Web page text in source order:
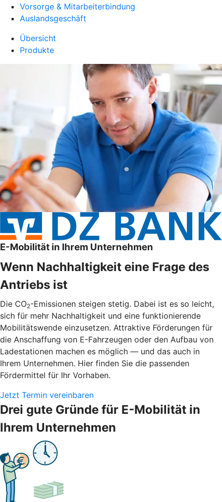
Vorsorge & Mitarbeiterbindung
Auslandsgeschäft
Übersicht
Produkte
E-Mobilität in Ihrem Unternehmen
Wenn Nachhaltigkeit eine Frage des
Antriebs ist
Die CO2-Emissionen steigen stetig. Dabei ist es so leicht,
sich für mehr Nachhaltigkeit und eine funktionierende
Mobilitätswende einzusetzen. Attraktive Förderungen für
die Anschaffung von E-Fahrzeugen oder den Aufbau von
Ladestationen machen es möglich — und das auch in
Ihrem Unternehmen. Hier finden Sie die passenden
Fördermittel für Ihr Vorhaben.
Jetzt Termin vereinbaren
Drei gute Gründe für E-Mobilität in
Ihrem Unternehmen